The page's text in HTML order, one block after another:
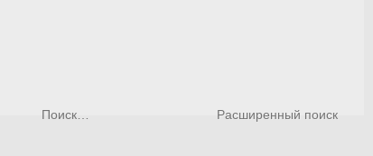
Расширенный поиск